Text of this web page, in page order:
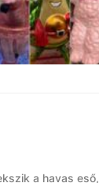
a havas eső,